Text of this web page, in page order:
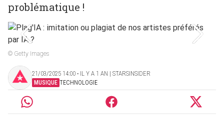
problématique !
© Getty Images
21/03/2025 14:00 ‧ IL Y A 1 AN | STARSINSIDER
MUSIQUE TECHNOLOGIE